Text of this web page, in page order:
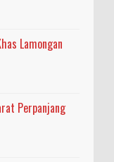
Lamongan
Perpanjang